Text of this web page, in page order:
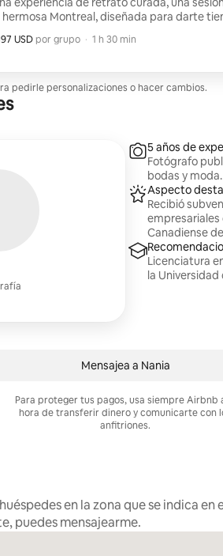
hermosa Montreal, diseñada para darte
a la lente. Ideal para personas solas,
Esta sesión también se presta bien para mostrar espacios,
USD por grupo
USD por grupo · 1 h 30 min
pedirle personalizaciones o hacer cambios.
5 años de
Fotógrafo
bodas y moda.
Aspecto
Recibió
empresariales
Canadiense
Licenciatura
la
Mensajea a Nania
Para proteger tus pagos, usa siempre Airbnb
hora de transferir dinero y comunicarte con
anfitriones.
en la zona que se indica en
puedes mensajearme.